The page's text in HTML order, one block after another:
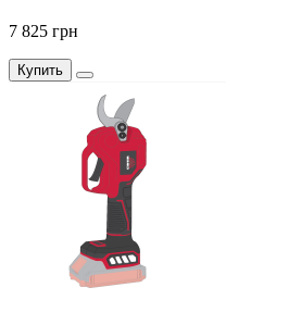
7 825 грн
Купить